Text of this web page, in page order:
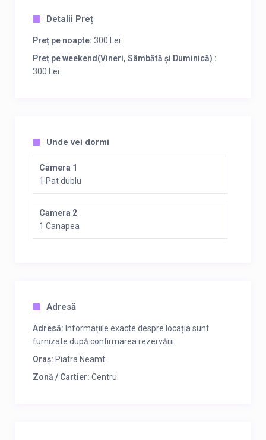
Detalii Preț
Preț pe noapte: 300 Lei
Preț pe weekend(Vineri, Sâmbătă și Duminică) :
300 Lei
Unde vei dormi
Camera 1
1 Pat dublu
Camera 2
1 Canapea
Adresă
Adresă: Informațiile exacte despre locația sunt
furnizate după confirmarea rezervării
Oraș: Piatra Neamt
Zonă / Cartier: Centru